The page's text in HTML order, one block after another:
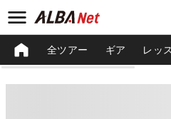
全ツアー ギア レッ